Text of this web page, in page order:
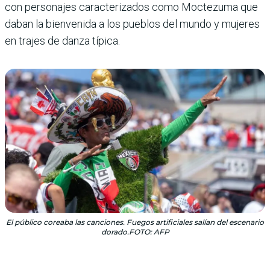
con personajes caracteriza­dos como Moctezuma que
daban la bienvenida a los pueblos del mundo y muje­res
en trajes de danza típica.
El público coreaba las canciones. Fuegos artificiales salían del escenario
dorado.FOTO: AFP